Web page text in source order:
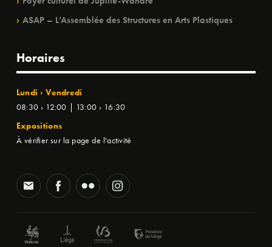
ASAP – L’Assemblée des Structures en Arts Plastiques
Horaires
Lundi › Vendredi
08:30 › 12:00 | 13:00 › 16:30
Expositions
À vérifier sur la page de l'activité